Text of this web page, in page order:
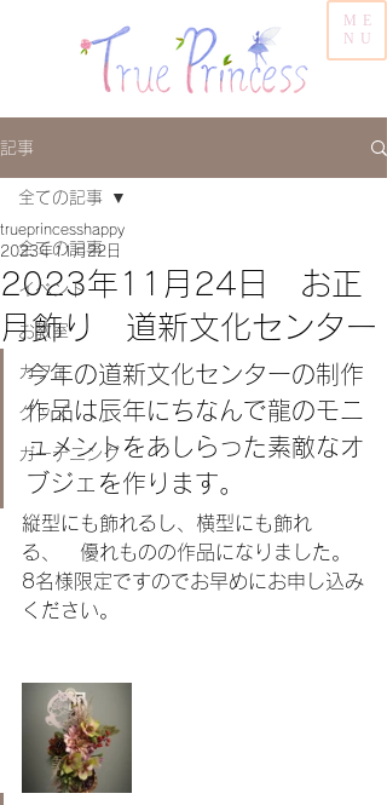
ME
NU
記事
全ての記事
イベント
お教室
カフェ
グッズ
ガーデニング
全ての記事
2023年11月24日 お正
月飾り 道新文化センター
trueprincesshappy
2023年11月22日
今年の道新文化センターの制作
作品は辰年にちなんで龍のモニ
ュメントをあしらった素敵なオ
ブジェを作ります。
縦型にも飾れるし、横型にも飾れ
る、　優れものの作品になりました。
8名様限定ですのでお早めにお申し込み
ください。